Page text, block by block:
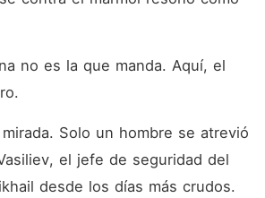
no es la que manda. Aquí, el
Solo un hombre se atrevió
el jefe de seguridad del
desde los días más crudos.